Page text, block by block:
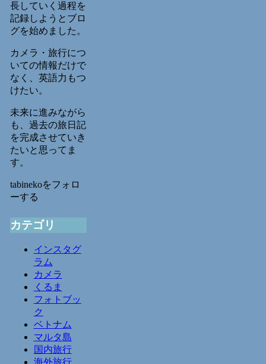
長していく過程を
記録しようとブロ
グを始めました。
カメラ・旅行につ
いての情報だけで
なく、英語力もつ
けたい。
未来に進みながら
も、過去の旅日記
を完成させていき
たいと思ってま
す。
tabinekoをフォロ
ーする
カテゴリ
インスタグ
ラム
カメラ
くるま
フォトブッ
ク
ベトナム
マルタ島
国内旅行